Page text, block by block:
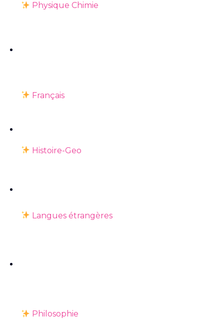
Physique Chimie
Français
Histoire-Geo
Langues étrangères
Philosophie